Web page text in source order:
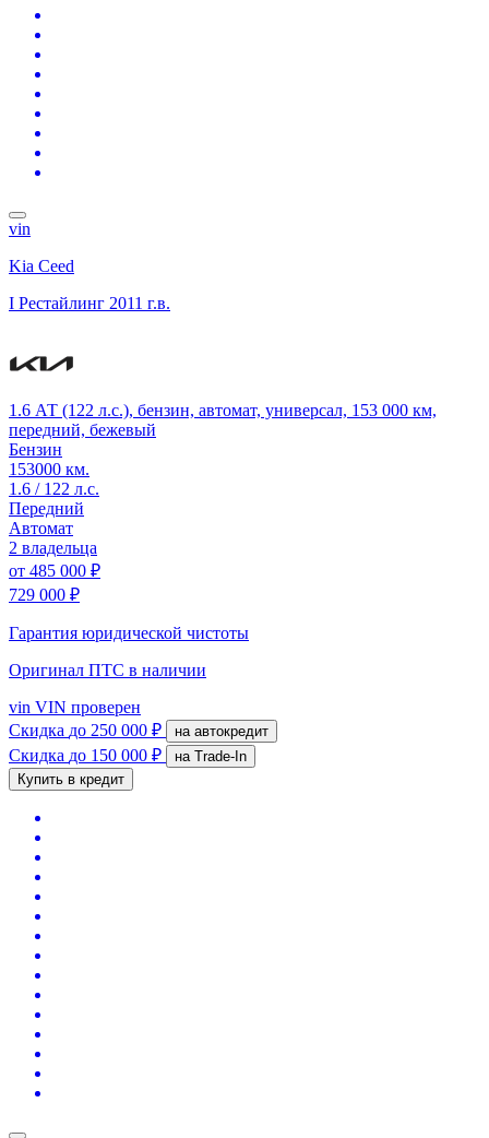
vin
Kia Ceed
I Рестайлинг 2011 г.в.
1.6 АТ (122 л.с.), бензин, автомат, универсал, 153 000 км,
передний, бежевый
Бензин
153000 км.
1.6 / 122 л.с.
Передний
Автомат
2 владельца
от 485 000 ₽
729 000 ₽
Гарантия юридической чистоты
Оригинал ПТС в наличии
vin VIN проверен
Скидка до 250 000 ₽ на автокредит
Скидка до 150 000 ₽
на Trade-In
Купить в кредит